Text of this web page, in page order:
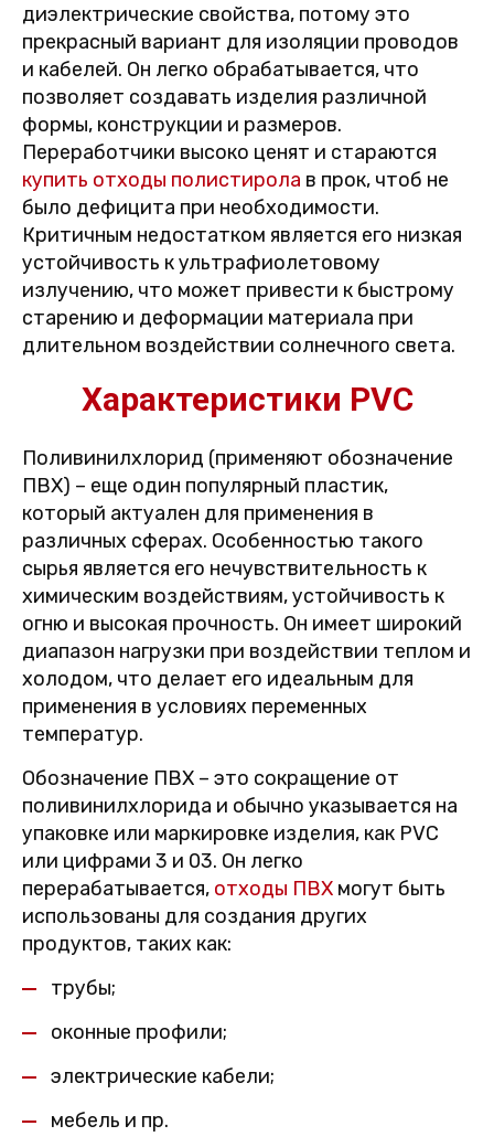
диэлектрические свойства, потому это
прекрасный вариант для изоляции проводов
и кабелей. Он легко обрабатывается, что
позволяет создавать изделия различной
формы, конструкции и размеров.
Переработчики высоко ценят и стараются
купить отходы полистирола в прок, чтоб не
было дефицита при необходимости.
Критичным недостатком является его низкая
устойчивость к ультрафиолетовому
излучению, что может привести к быстрому
старению и деформации материала при
длительном воздействии солнечного света.
Характеристики PVC
Поливинилхлорид (применяют обозначение
ПВХ) – еще один популярный пластик,
который актуален для применения в
различных сферах. Особенностью такого
сырья является его нечувствительность к
химическим воздействиям, устойчивость к
огню и высокая прочность. Он имеет широкий
диапазон нагрузки при воздействии теплом и
холодом, что делает его идеальным для
применения в условиях переменных
температур.
Обозначение ПВХ – это сокращение от
поливинилхлорида и обычно указывается на
упаковке или маркировке изделия, как PVC
или цифрами 3 и 03. Он легко
перерабатывается, отходы ПВХ могут быть
использованы для создания других
продуктов, таких как:
трубы;
оконные профили;
электрические кабели;
мебель и пр.